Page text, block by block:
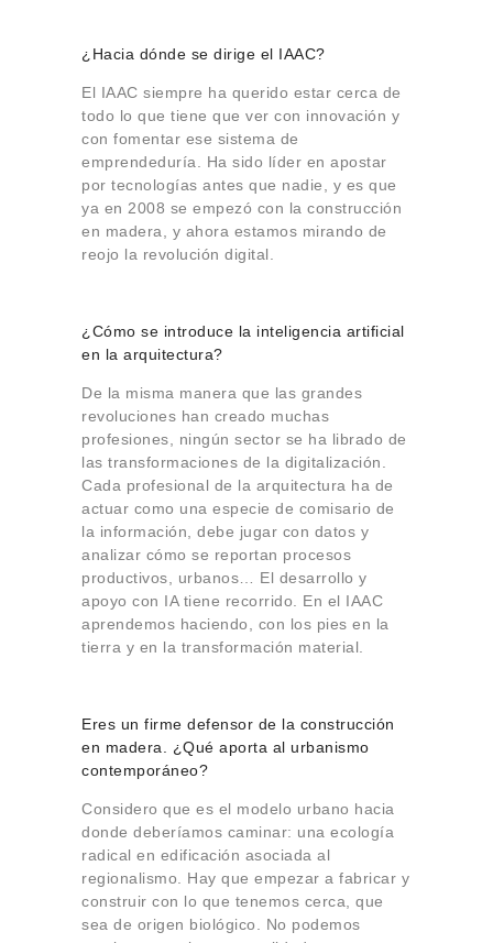
¿Hacia dónde se dirige el IAAC?
El IAAC siempre ha querido estar cerca de
todo lo que tiene que ver con innovación y
con fomentar ese sistema de
emprendeduría. Ha sido líder en apostar
por tecnologías antes que nadie, y es que
ya en 2008 se empezó con la construcción
en madera, y ahora estamos mirando de
reojo la revolución digital.
¿Cómo se introduce la inteligencia artificial
en la arquitectura?
De la misma manera que las grandes
revoluciones han creado muchas
profesiones, ningún sector se ha librado de
las transformaciones de la digitalización.
Cada profesional de la arquitectura ha de
actuar como una especie de comisario de
la información, debe jugar con datos y
analizar cómo se reportan procesos
productivos, urbanos… El desarrollo y
apoyo con IA tiene recorrido. En el IAAC
aprendemos haciendo, con los pies en la
tierra y en la transformación material.
Eres un firme defensor de la construcción
en madera. ¿Qué aporta al urbanismo
contemporáneo?
Considero que es el modelo urbano hacia
donde deberíamos caminar: una ecología
radical en edificación asociada al
regionalismo. Hay que empezar a fabricar y
construir con lo que tenemos cerca, que
sea de origen biológico. No podemos